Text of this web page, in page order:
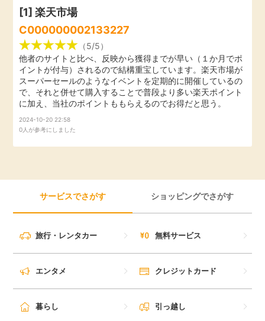
高還元
無料
即日還元
アンケート
エンタメ
クレジットカード
暮らし
引っ越し
進学・教育
美容・健康
月額有料サービス
[1]楽天市場
C000000002133227
（5/5）
他者のサイトと比べ、反映から獲得までが早い（１か月でポ
イントが付与）されるので結構重宝しています。楽天市場が
スーパーセールのようなイベントを定期的に開催しているの
で、それと併せて購入することで普段より多い楽天ポイント
に加え、当社のポイントももらえるのでお得だと思う。
2024-10-20 22:58
0人が参考にしました
サービスでさがす ショッピングでさがす
旅行・レンタカー 無料サービス
エンタメ クレジットカード
暮らし 引っ越し